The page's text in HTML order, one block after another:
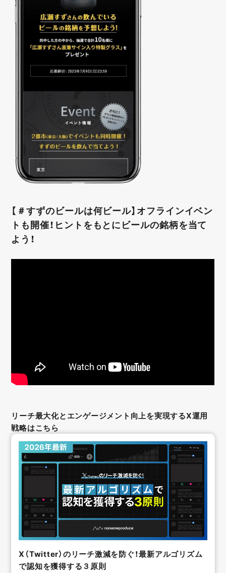
【＃すずのビールは何ビール】オフラインイベン
トも開催！ヒントをもとにビールの銘柄を当て
よう！
リーチ最大化とエンゲージメント向上を実現するX運用
戦略はこちら
X（Twitter）のリーチ激減を防ぐ！最新アルゴリズム
で認知を獲得する３原則